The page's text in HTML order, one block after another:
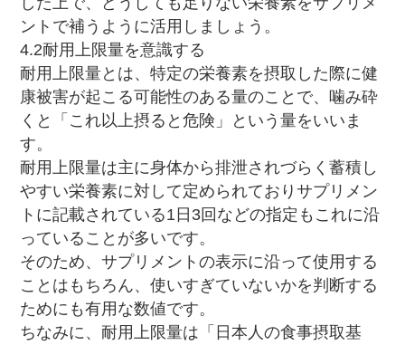
ントで補うように活用しましょう。
4.2耐用上限量を意識する
耐用上限量とは、特定の栄養素を摂取した際に健
康被害が起こる可能性のある量のことで、噛み砕
くと「これ以上摂ると危険」という量をいいま
す。
耐用上限量は主に身体から排泄されづらく蓄積し
やすい栄養素に対して定められておりサプリメン
トに記載されている1日3回などの指定もこれに沿
っていることが多いです。
そのため、サプリメントの表示に沿って使用する
ことはもちろん、使いすぎていないかを判断する
ためにも有用な数値です。
ちなみに、耐用上限量は「日本人の食事摂取基